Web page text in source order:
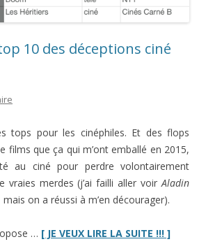
10 des déceptions ciné
tops pour les cinéphiles. Et des flops
films que ça qui m’ont emballé en 2015,
au ciné pour perdre volontairement
vraies merdes (j’ai failli aller voir Aladin
on a réussi à m’en décourager).
… [ JE VEUX LIRE LA SUITE !!! ]“Bof